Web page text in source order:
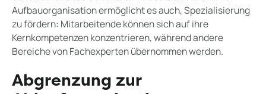
Aufbauorganisation ermöglicht es auch, Spezialisierung
zu fördern: Mitarbeitende können sich auf ihre
Kernkompetenzen konzentrieren, während andere
Bereiche von Fachexperten übernommen werden.
Abgrenzung zur